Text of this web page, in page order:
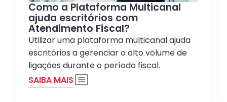
Como a Plataforma Multicanal
ajuda escritórios com
Atendimento Fiscal?
Utilizar uma plataforma multicanal ajuda
escritórios a gerenciar o alto volume de
ligações durante o período fiscal.
SAIBA MAIS